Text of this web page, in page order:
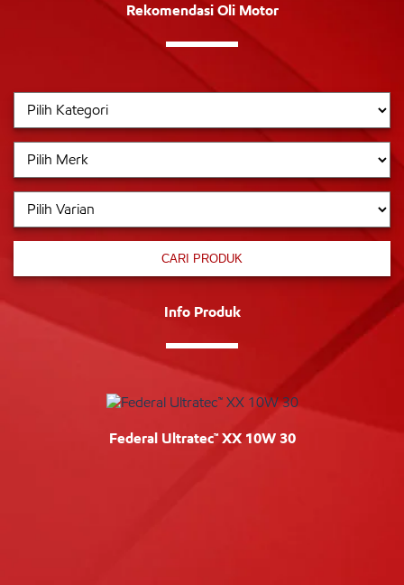
Rekomendasi Oli Motor
CARI PRODUK
Info Produk
Federal Ultratec™ XX 10W 30